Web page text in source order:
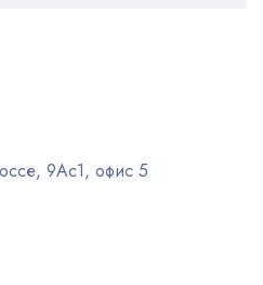
9Ас1, офис 5